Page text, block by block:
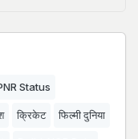
Status
क्रिकेट फिल्मी दुनिया